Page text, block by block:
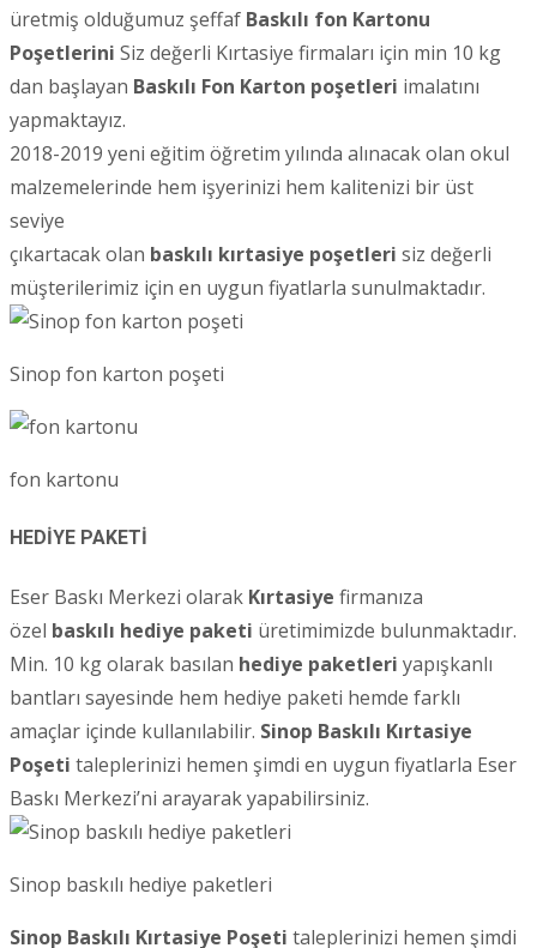
üretmiş olduğumuz şeffaf Baskılı fon Kartonu
Poşetlerini Siz değerli Kırtasiye firmaları için min 10 kg
dan başlayan Baskılı Fon Karton poşetleri imalatını
yapmaktayız.
2018-2019 yeni eğitim öğretim yılında alınacak olan okul
malzemelerinde hem işyerinizi hem kalitenizi bir üst
seviye
çıkartacak olan baskılı kırtasiye poşetleri siz değerli
müşterilerimiz için en uygun fiyatlarla sunulmaktadır.
Sinop fon karton poşeti
fon kartonu
HEDİYE PAKETİ
Eser Baskı Merkezi olarak Kırtasiye firmanıza
özel baskılı hediye paketi üretimimizde bulunmaktadır.
Min. 10 kg olarak basılan hediye paketleri yapışkanlı
bantları sayesinde hem hediye paketi hemde farklı
amaçlar içinde kullanılabilir. Sinop Baskılı Kırtasiye
Poşeti taleplerinizi hemen şimdi en uygun fiyatlarla Eser
Baskı Merkezi’ni arayarak yapabilirsiniz.
Sinop baskılı hediye paketleri
Sinop Baskılı Kırtasiye Poşeti taleplerinizi hemen şimdi